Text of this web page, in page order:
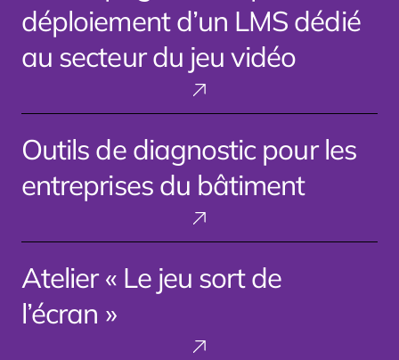
déploiement
LMS
au
du
vidéo
déploiement d’un LMS dédié
au secteur du jeu vidéo
de
pour
bâtiment
Outils de diagnostic pour les
entreprises du bâtiment
« Le
sort
Atelier « Le jeu sort de
l’écran »